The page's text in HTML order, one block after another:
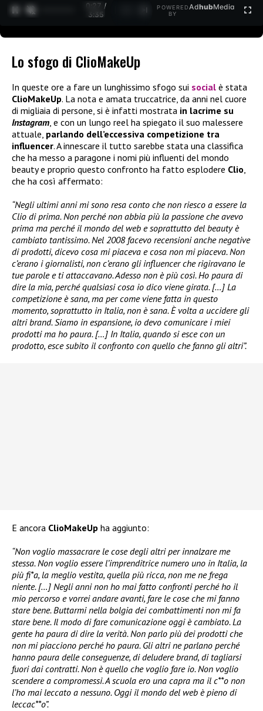
0:28 /
3:35
POWERED
BY
AdhubMedia
Lo sfogo di ClioMakeUp
In queste ore a fare un lunghissimo sfogo sui social è stata
ClioMakeUp. La nota e amata truccatrice, da anni nel cuore
di migliaia di persone, si è infatti mostrata in lacrime su
Instagram, e con un lungo reel ha spiegato il suo malessere
attuale, parlando dell’eccessiva competizione tra
influencer. A innescare il tutto sarebbe stata una classifica
che ha messo a paragone i nomi più influenti del mondo
beauty e proprio questo confronto ha fatto esplodere Clio,
che ha così affermato:
“Negli ultimi anni mi sono resa conto che non riesco a essere la
Clio di prima. Non perché non abbia più la passione che avevo
prima ma perché il mondo del web e soprattutto del beauty è
cambiato tantissimo. Nel 2008 facevo recensioni anche negative
di prodotti, dicevo cosa mi piaceva e cosa non mi piaceva. Non
c’erano i giornalisti, non c’erano gli influencer che rigiravano le
tue parole e ti attaccavano. Adesso non è più così. Ho paura di
dire la mia, perché qualsiasi cosa io dico viene girata. […] La
competizione è sana, ma per come viene fatta in questo
momento, soprattutto in Italia, non è sana. È volta a uccidere gli
altri brand. Siamo in espansione, io devo comunicare i miei
prodotti ma ho paura. […] In Italia, quando si esce con un
prodotto, esce subito il confronto con quello che fanno gli altri”.
E ancora ClioMakeUp ha aggiunto:
“Non voglio massacrare le cose degli altri per innalzare me
stessa. Non voglio essere l’imprenditrice numero uno in Italia, la
più fi*a, la meglio vestita, quella più ricca, non me ne frega
niente. […] Negli anni non ho mai fatto confronti perché ho il
mio percorso e vorrei andare avanti, fare le cose che mi fanno
stare bene. Buttarmi nella bolgia dei combattimenti non mi fa
stare bene. Il modo di fare comunicazione oggi è cambiato. La
gente ha paura di dire la verità. Non parlo più dei prodotti che
non mi piacciono perché ho paura. Gli altri ne parlano perché
hanno paura delle conseguenze, di deludere brand, di tagliarsi
fuori dai contratti. Non è quello che voglio fare io. Non voglio
scendere a compromessi. A scuola ero una capra ma il c**o non
l’ho mai leccato a nessuno. Oggi il mondo del web è pieno di
leccac**o”.